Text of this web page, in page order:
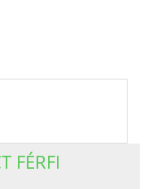
FÉRFI